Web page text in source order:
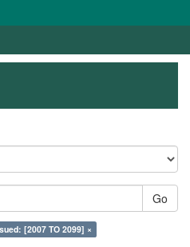
Go
[2007 TO 2099] ×